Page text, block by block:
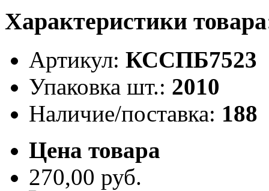
Характеристики
Артикул: КССПБ7523
Упаковка шт.: 2010
Наличие/поставка: 188
Цена товара
270,00 руб.